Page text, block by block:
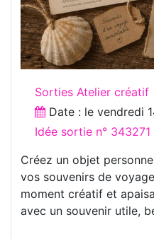
Sorties Atelier créatif
Date : le vendredi
Idée sortie n° 343271
Créez un objet
vos souvenirs de
moment créatif et
avec un souvenir utile,